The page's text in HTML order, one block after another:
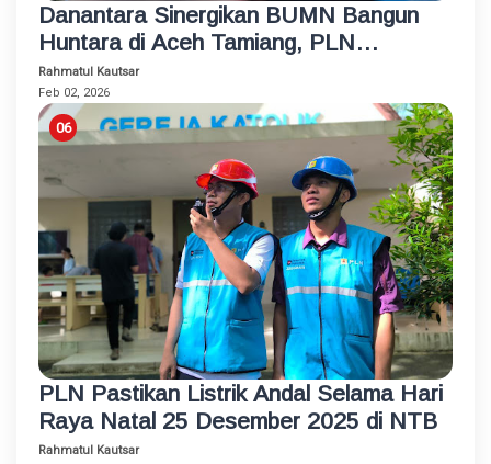
Danantara Sinergikan BUMN Bangun
Huntara di Aceh Tamiang, PLN
Sambung Listrik untuk Semua Rumah
dan Fasum
Rahmatul Kautsar
Feb 02, 2026
PLN Pastikan Listrik Andal Selama Hari
Raya Natal 25 Desember 2025 di NTB
Rahmatul Kautsar